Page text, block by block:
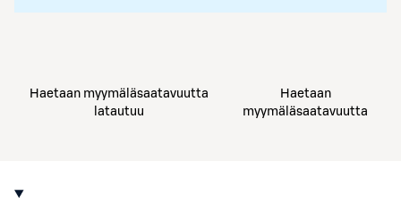
Haetaan myymäläsaatavuutta
latautuu
Haetaan
myymäläsaatavuutta